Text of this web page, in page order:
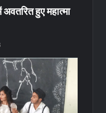
हुए महात्मा